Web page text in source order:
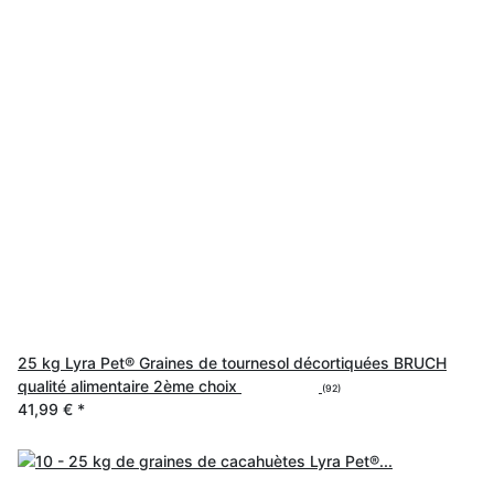
25 kg Lyra Pet® Graines de tournesol décortiquées BRUCH
qualité alimentaire 2ème choix
(92)
41,99 € *